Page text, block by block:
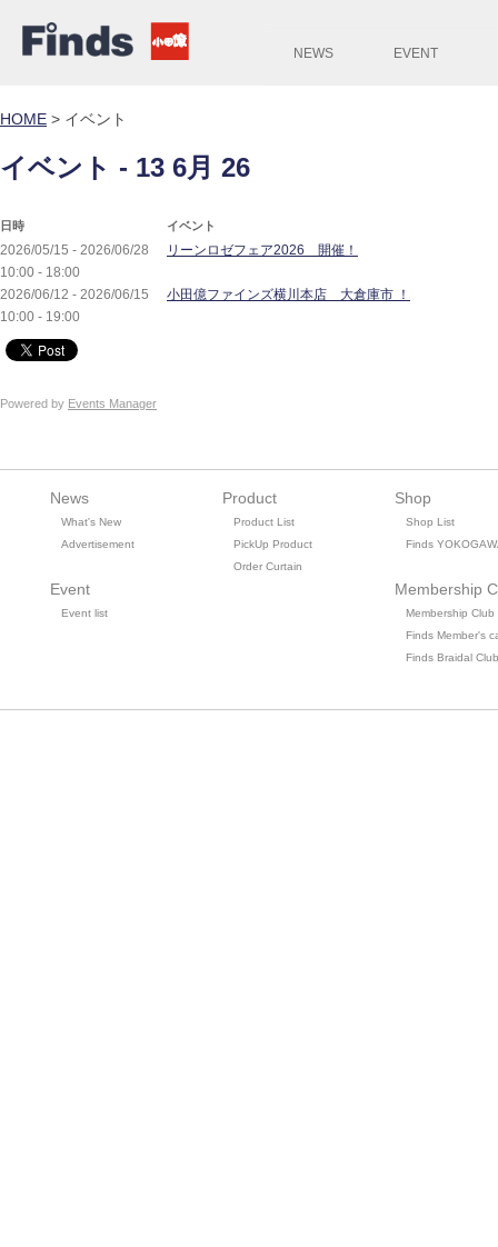
NEWS EVENT
HOME > イベント
イベント - 13 6月 26
日時 イベント
2026/05/15 - 2026/06/28
10:00 - 18:00
リーンロゼフェア2026 開催！
2026/06/12 - 2026/06/15
10:00 - 19:00
小田億ファインズ横川本店 大倉庫市 ！
Powered by Events Manager
News
What's New
Advertisement
Event
Event list
Product
Product List
PickUp Product
Order Curtain
Shop
Shop List
Finds
Membership
Membership Club
Finds Member's
Finds Braidal Club